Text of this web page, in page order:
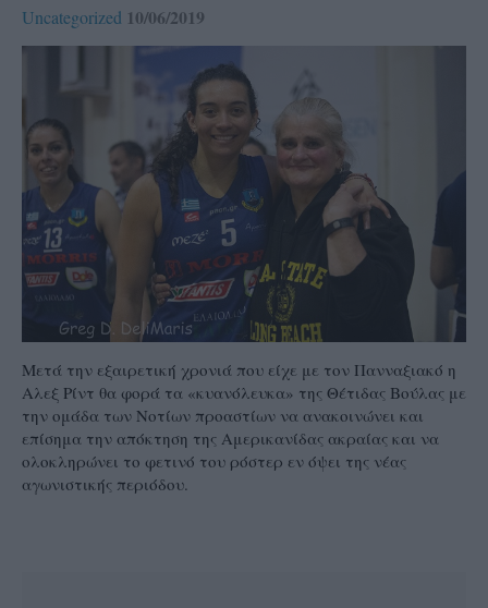
Uncategorized 10/06/2019
Μετά την εξαιρετική χρονιά που είχε με τον Πανναξιακό η
Αλεξ Ρίντ θα φορά τα «κυανόλευκα» της Θέτιδας Βούλας με
την ομάδα των Νοτίων προαστίων να ανακοινώνει και
επίσημα την απόκτηση της Αμερικανίδας ακραίας και να
ολοκληρώνει το φετινό του ρόστερ εν όψει της νέας
αγωνιστικής περιόδου.